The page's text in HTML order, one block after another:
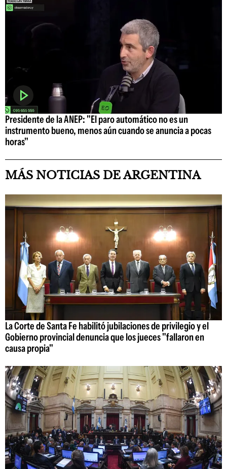
Presidente de la ANEP: "El paro automático no es un
instrumento bueno, menos aún cuando se anuncia a pocas
horas"
MÁS NOTICIAS DE ARGENTINA
La Corte de Santa Fe habilitó jubilaciones de privilegio y el
Gobierno provincial denuncia que los jueces "fallaron en
causa propia"